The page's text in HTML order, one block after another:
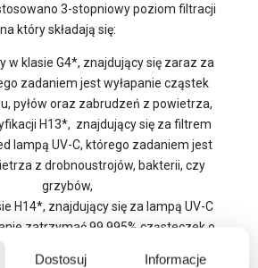
3-stopniowy poziom filtracji
na który składają się:
w klasie G4*, znajdujący się zaraz za
zadaniem jest wyłapanie cząstek
pyłów oraz zabrudzeń z powietrza,
H13*, znajdujący się za filtrem
lampą UV-C, którego zadaniem jest
z drobnoustrojów, bakterii, czy
grzybów,
H14*, znajdujący się za lampą UV-C
zatrzymać 99,995% cząsteczek o
Dostosuj Informacje